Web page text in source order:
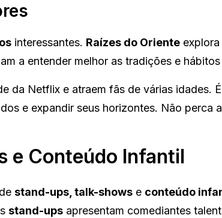
interessantes. Raízes do Oriente
a entender melhor as tradições e
da Netflix e atraem fãs de várias idades.
e expandir seus horizontes. Não perca
e Conteúdo Infantil
stand-ups, talk-shows e conteúdo
stand-ups apresentam comediantes